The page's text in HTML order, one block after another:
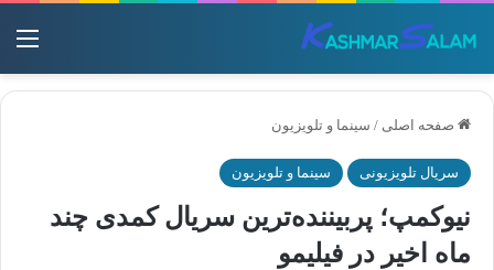
صفحه اصلی / سینما و تلویزیون
سریال تلویزیونی سینما و تلویزیون
نیوکمپ؛ پربیننده‌ترین سریال کمدی چند
ماه اخیر در فیلیمو